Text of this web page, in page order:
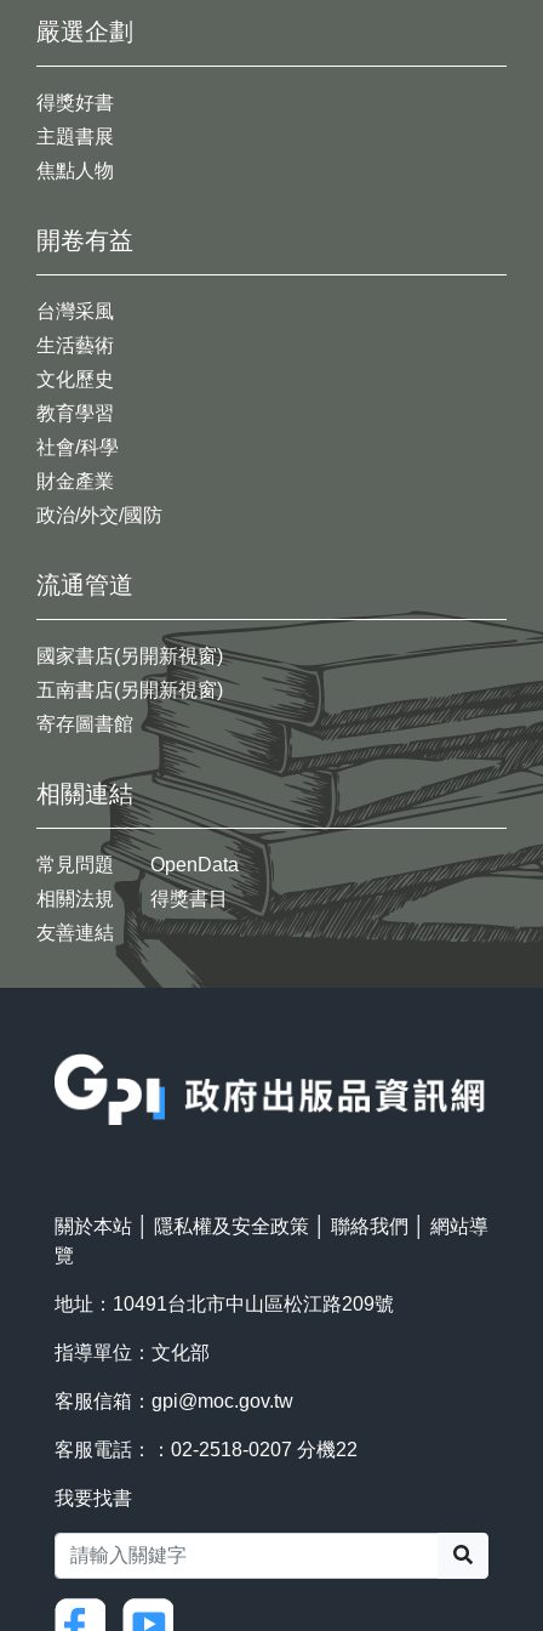
開卷有益
台灣采風
生活藝術
文化歷史
教育學習
社會/科學
財金產業
政治/外交/國防
嚴選企劃
得獎好書
主題書展
焦點人物
流通管道
國家書店(另開新視窗)
五南書店(另開新視窗)
寄存圖書館
相關連結
常見問題
相關法規
友善連結
OpenData
得獎書目
關於本站 隱私權及安全政策 聯絡我們
網站導
覽
地址：10491台北市中山區松江路209號
指導單位：文化部
客服信箱： gpi@moc.gov.tw
客服電話：：02-2518-0207 分機22
我要找書